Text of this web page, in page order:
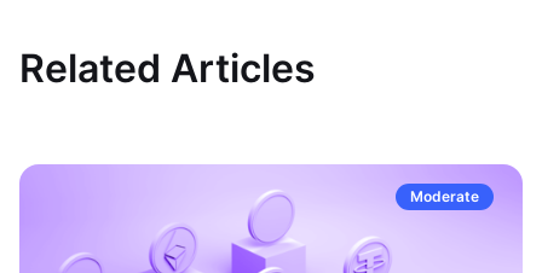
Related Articles
Moderate